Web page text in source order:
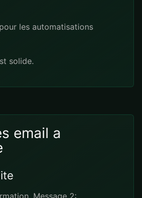
les automatisations
solide.
email a
Message 2: